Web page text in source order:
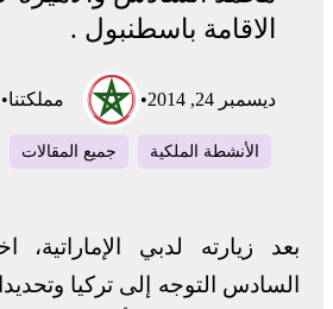
الاقامة باسطنبول .
ديسمبر 24, 2014 • مملكتنا•
الأنشطة الملكية جميع المقالات
بعد زيارته لدبي الإماراتية،
السادس التوجه إلى تركيا